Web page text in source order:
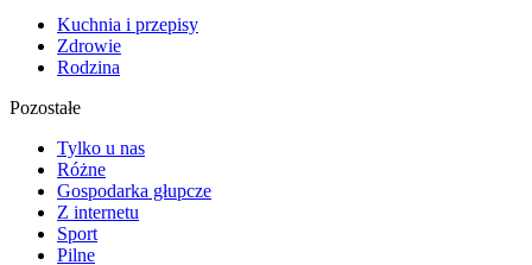
Kuchnia i przepisy
Zdrowie
Rodzina
Pozostałe
Tylko u nas
Różne
Gospodarka głupcze
Z internetu
Sport
Pilne